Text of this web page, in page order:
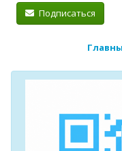
Подписаться